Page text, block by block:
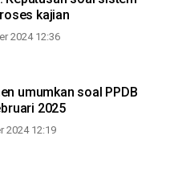
kajian
2024 12:36
umumkan soal PPDB
2025
2024 12:19